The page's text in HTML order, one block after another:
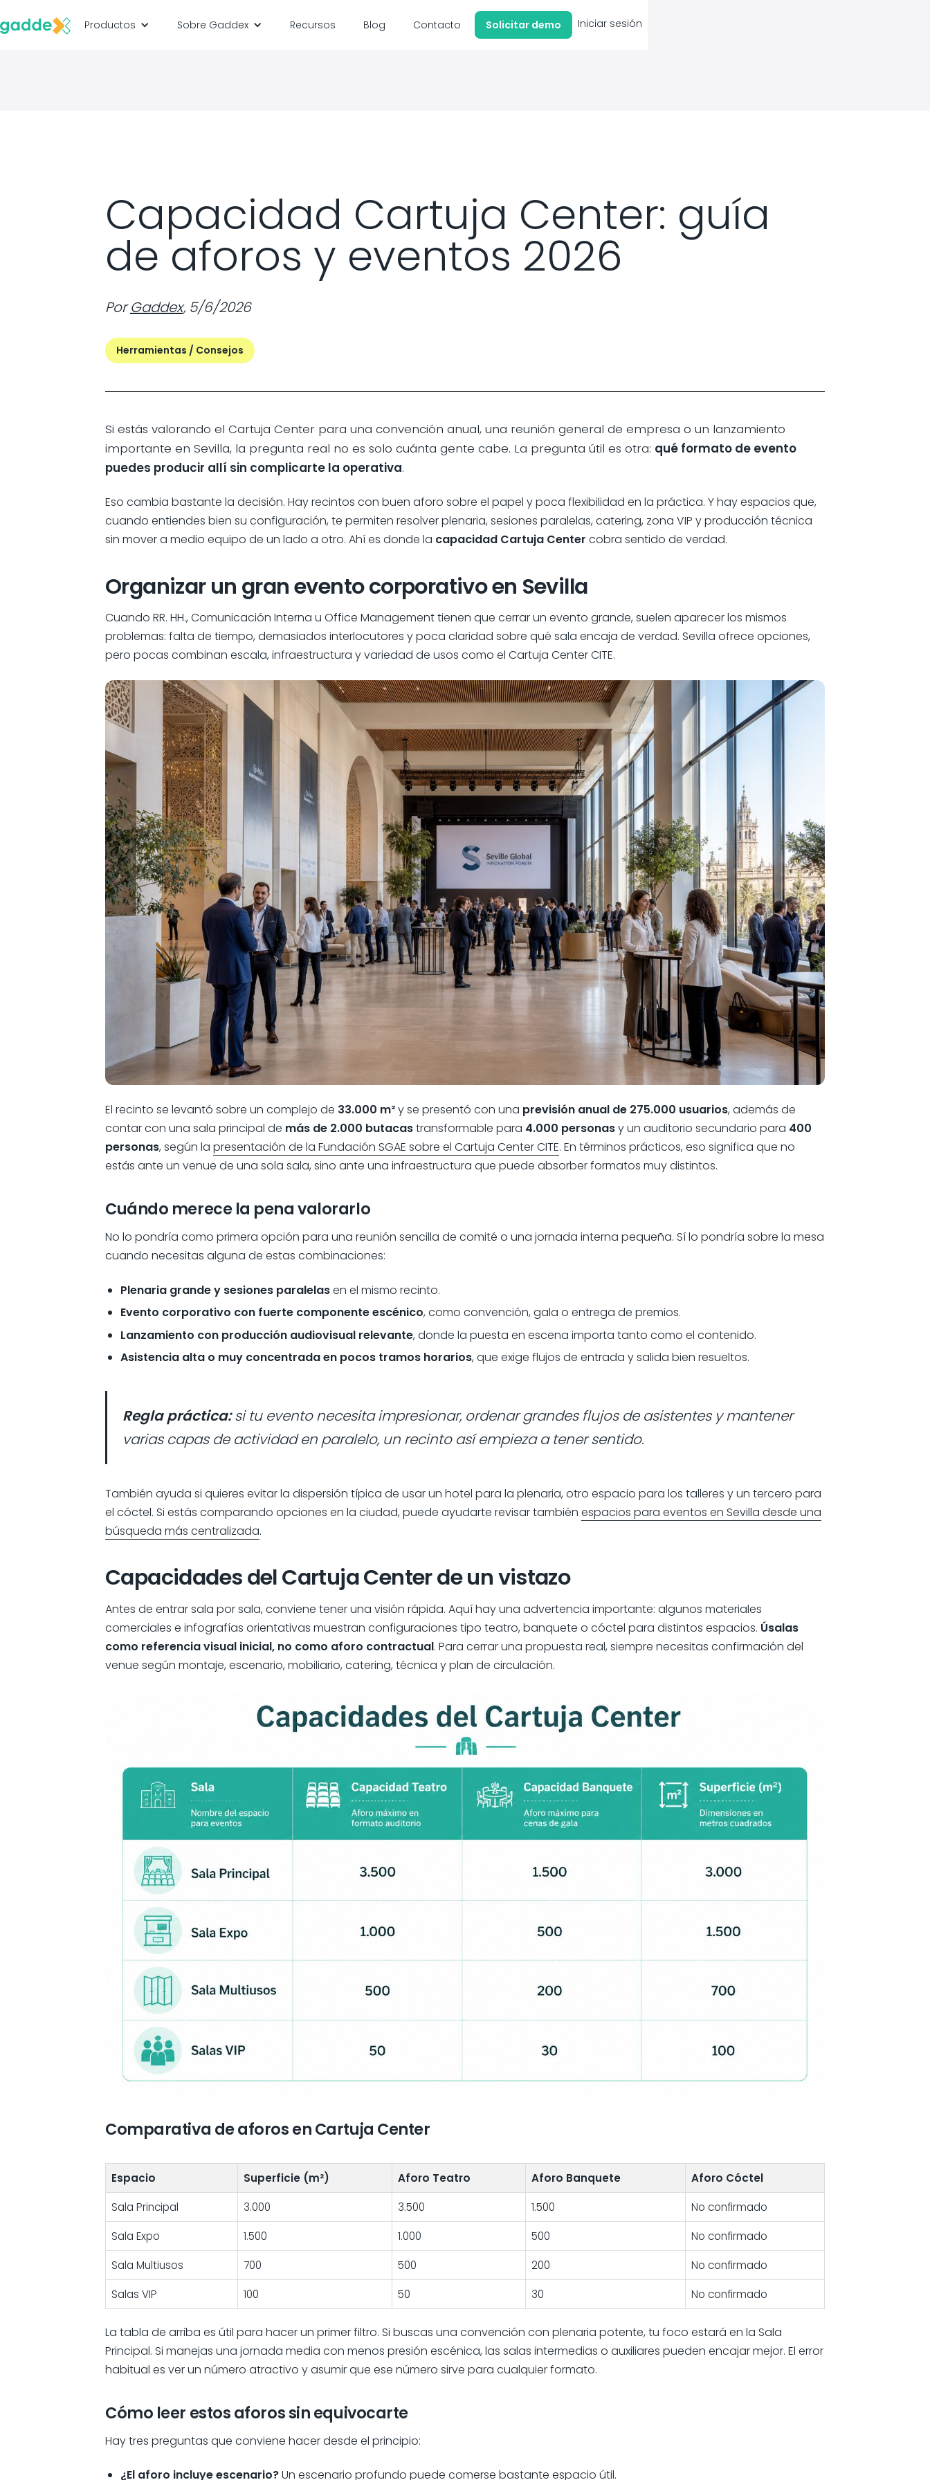
Capacidad Cartuja Center: guía
de aforos y eventos 2026
Por Gaddex, 5/6/2026
Herramientas / Consejos
Si estás valorando el Cartuja Center para una convención anual, una reunión general de empresa o un lanzamiento
importante en Sevilla, la pregunta real no es solo cuánta gente cabe. La pregunta útil es otra: qué formato de evento
puedes producir allí sin complicarte la operativa.
Eso cambia bastante la decisión. Hay recintos con buen aforo sobre el papel y poca flexibilidad en la práctica. Y hay espacios que,
cuando entiendes bien su configuración, te permiten resolver plenaria, sesiones paralelas, catering, zona VIP y producción técnica
sin mover a medio equipo de un lado a otro. Ahí es donde la capacidad Cartuja Center cobra sentido de verdad.
Organizar un gran evento corporativo en Sevilla
Cuando RR. HH., Comunicación Interna u Office Management tienen que cerrar un evento grande, suelen aparecer los mismos
problemas: falta de tiempo, demasiados interlocutores y poca claridad sobre qué sala encaja de verdad. Sevilla ofrece opciones,
pero pocas combinan escala, infraestructura y variedad de usos como el Cartuja Center CITE.
El recinto se levantó sobre un complejo de 33.000 m²y se presentó con una previsión anual de 275.000 usuarios, además de
contar con una sala principal de más de 2.000 butacastransformable para 4.000 personasy un auditorio secundario para 400
personas, según la presentación de la Fundación SGAE sobre el Cartuja Center CITE. En términos prácticos, eso significa que no
estás ante un venue de una sola sala, sino ante una infraestructura que puede absorber formatos muy distintos.
Cuándo merece la pena valorarlo
No lo pondría como primera opción para una reunión sencilla de comité o una jornada interna pequeña. Sí lo pondría sobre la mesa
cuando necesitas alguna de estas combinaciones:
Plenaria grande y sesiones paralelasen el mismo recinto.
Evento corporativo con fuerte componente escénico, como convención, gala o entrega de premios.
Lanzamiento con producción audiovisual relevante, donde la puesta en escena importa tanto como el contenido.
Asistencia alta o muy concentrada en pocos tramos horarios, que exige flujos de entrada y salida bien resueltos.
Regla práctica:si tu evento necesita impresionar, ordenar grandes flujos de asistentes y mantener
varias capas de actividad en paralelo, un recinto así empieza a tener sentido.
También ayuda si quieres evitar la dispersión típica de usar un hotel para la plenaria, otro espacio para los talleres y un tercero para
el cóctel. Si estás comparando opciones en la ciudad, puede ayudarte revisar también espacios para eventos en Sevilla desde una
búsqueda más centralizada.
Capacidades del Cartuja Center de un vistazo
Antes de entrar sala por sala, conviene tener una visión rápida. Aquí hay una advertencia importante: algunos materiales
comerciales e infografías orientativas muestran configuraciones tipo teatro, banquete o cóctel para distintos espacios. Úsalas
como referencia visual inicial, no como aforo contractual. Para cerrar una propuesta real, siempre necesitas confirmación del
venue según montaje, escenario, mobiliario, catering, técnica y plan de circulación.
Comparativa de aforos en Cartuja Center
Espacio Superficie (m²) Aforo Teatro Aforo Banquete
Aforo Cóctel
Sala Principal
3.000 3.500 1.500
No confirmado
Sala Expo
1.500 1.000 500
No confirmado
Sala Multiusos
700 500 200
No confirmado
Salas VIP
100 50 30 No confirmado
La tabla de arriba es útil para hacer un primer filtro. Si buscas una convención con plenaria potente, tu foco estará en la Sala
Principal. Si manejas una jornada media con menos presión escénica, las salas intermedias o auxiliares pueden encajar mejor. El error
habitual es ver un número atractivo y asumir que ese número sirve para cualquier formato.
Cómo leer estos aforos sin equivocarte
Hay tres preguntas que conviene hacer desde el principio:
¿El aforo incluye escenario?Un escenario profundo puede comerse bastante espacio útil.
Productos Sobre Gaddex Recursos Blog Contacto Solicitar demo Iniciar sesión